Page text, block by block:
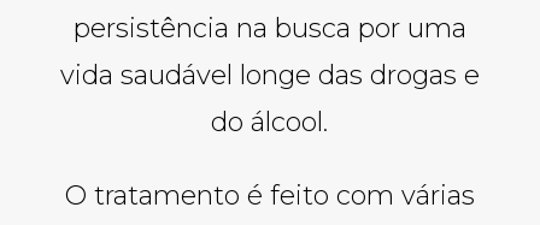
persistência na busca por uma
vida saudável longe das drogas e
do álcool.
O tratamento é feito com várias